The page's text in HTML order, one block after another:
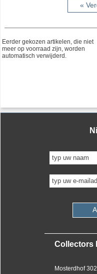
«
Eerder gekozen artikelen, die niet
meer op voorraad zijn, worden
automatisch verwijderd.
Collectors
Mosterdhof 302